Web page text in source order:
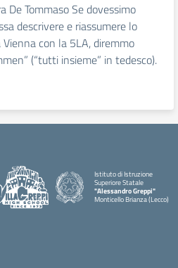
De Tommaso Se dovessimo
descrivere e riassumere lo
con la 5LA, diremmo
(“tutti insieme” in tedesco).
Istituto di Istruzione
Superiore Statale
"Alessandro Greppi"
Monticello Brianza (Lecco)